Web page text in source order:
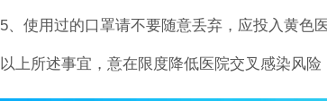
5、使用过的口罩请不要随意丢弃，应投入黄色
以上所述事宜，意在限度降低医院交叉感染风